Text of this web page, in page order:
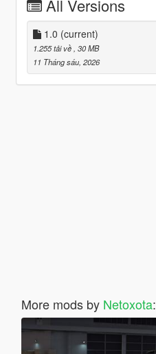
All Versions
1.0 (current)
1.255 tải về , 30 MB
11 Tháng sáu, 2026
More mods by Netoxota: